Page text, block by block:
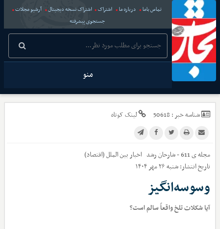
تماس باما درباره ما اشتراک اشتراک نسخه دیجیتال
آرشیو مجلات
جستجوی پیشرفته
منو
شناسه خبر : 50618 لینک کوتاه
مجله ی 611 - شارحان رشد اخباربین الملل (اقتصاد)
تاریخ انتشار:شنبه ۲۶ مهر ۱۴۰۴
وسوسه‌انگیز
آیا شکلات تلخ واقعاً سالم است؟